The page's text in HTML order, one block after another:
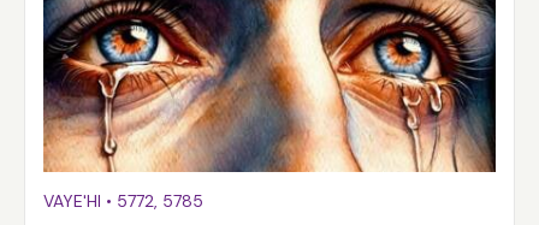
VAYE'HI • 5772, 5785